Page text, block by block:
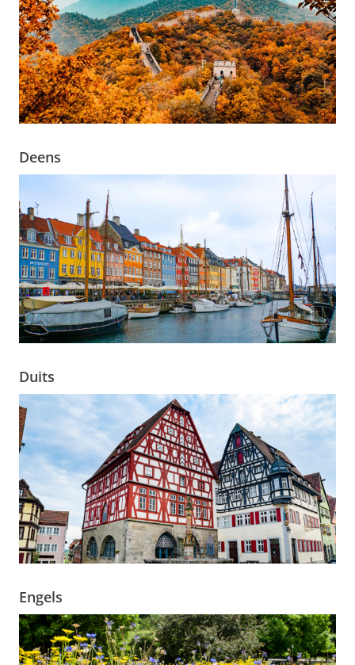
Deens
Duits
Engels